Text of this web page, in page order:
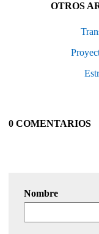
OTROS
0 COMENTARIOS
Nombre